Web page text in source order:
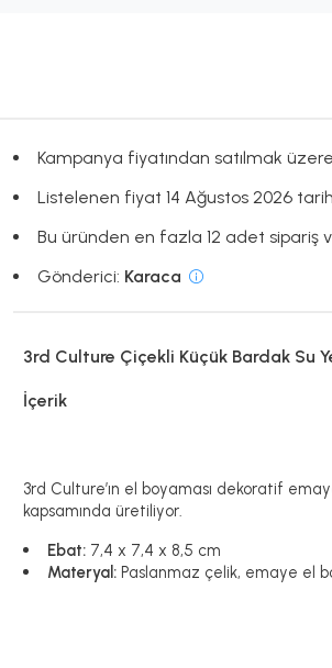
Kampanya fiyatından satılmak
Listelenen fiyat 14 Ağustos 2026
Bu üründen en fazla 12 adet sipariş
Gönderici: Karaca
3rd Culture Çiçekli Küçük Bardak Su
İçerik
3rd Culture’ın el boyaması dekoratif
kapsamında üretiliyor.
Ebat: 7,4 x 7,4 x 8,5 cm
Materyal: Paslanmaz çelik, emaye el